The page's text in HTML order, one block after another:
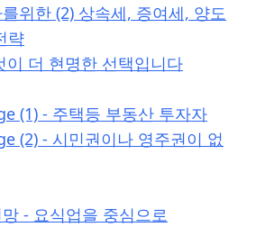
위한 (2) 상속세, 증여세, 양도
략
이 더 현명한 선택입니다
(1) - 주택등 부동산 투자자
(2) - 시민권이나 영주권이 없
- 요식업을 중심으로